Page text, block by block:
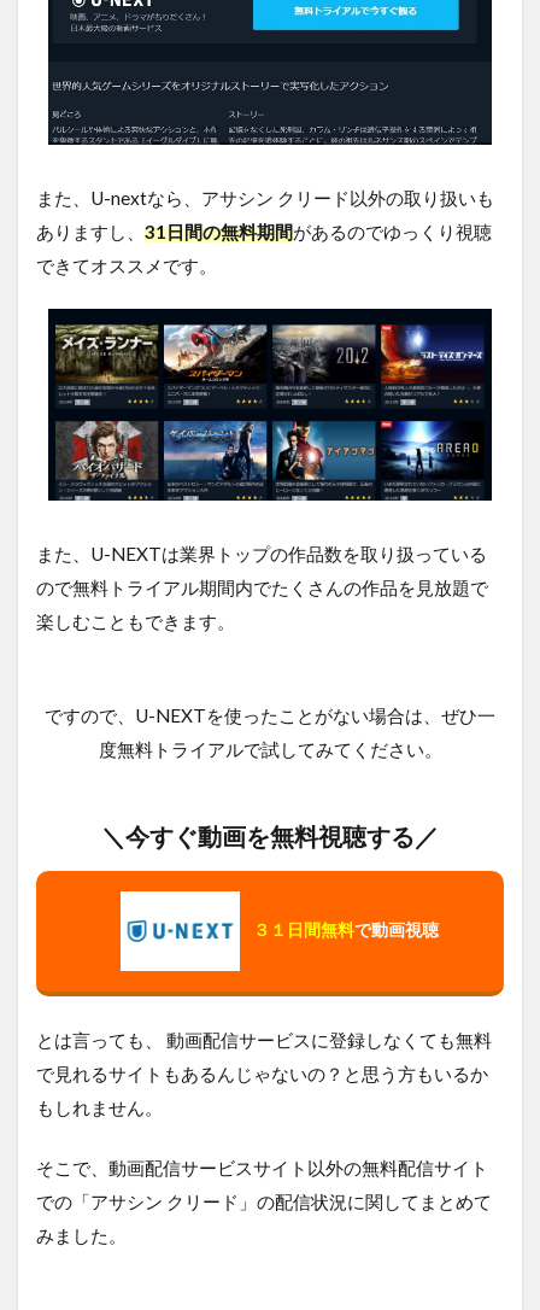
の関
5
ア
ン
ク
ー
無
料
視
聴
す
る
方
法
と
また、U-nextなら、アサシン クリード以外の取り扱いも
ありますし、 31日間の無料期間があるのでゆっくり視聴
できてオススメです。
また、U-NEXTは業界トップの作品数を取り扱っている
ので無料トライアル期間内でたくさんの作品を見放題で
楽しむこともできます。
ですので、U-NEXTを使ったことがない場合は、ぜひ一
度無料トライアルで試してみてください。
＼今すぐ動画を無料視聴する／
３１日間無料で動画視聴
とは言っても、 動画配信サービスに登録しなくても無料
で見れるサイトもあるんじゃないの？と思う方もいるか
もしれません。
そこで、動画配信サービスサイト以外の無料配信サイト
での「アサシン クリード」の配信状況に関してまとめて
みました。